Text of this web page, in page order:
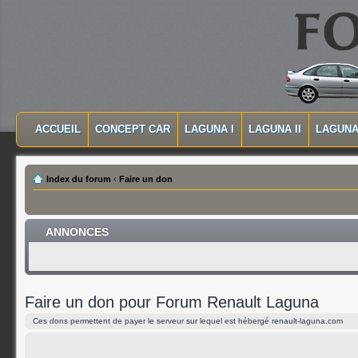
MENU PRINCIPAL
ACCUEIL CONCEPT CAR LAGUNA I LAGUNA II
Index du forum ‹ Faire un don
ANNONCES
Faire un don pour Forum Renault Laguna
Ces dons permettent de payer le serveur sur lequel est hébergé renault-laguna.com